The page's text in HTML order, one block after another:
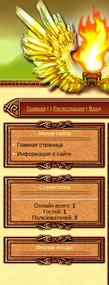
Главная | | Регистрация | Вход
Меню сайта
Главная страница
Информация о сайте
Статистика
Онлайн всего:1
Гостей:1
Пользователей: 0
Форма входа